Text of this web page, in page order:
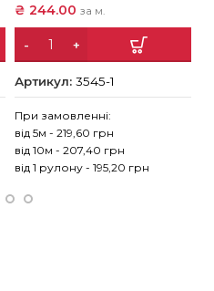
₴ 244.00 за м.
Артикул: 3545-1
При замовленні:
від 5м - 219,60 грн
від 10м - 207,40 грн
від 1 рулону - 195,20 грн